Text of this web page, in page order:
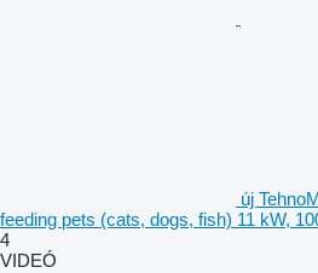
új
feeding pets (cats, dogs, fish) 11 kW,
4
VIDEÓ